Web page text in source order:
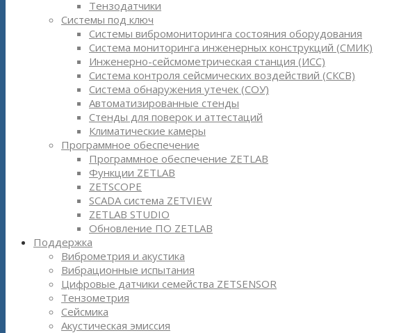
Тензодатчики
Системы под ключ
Системы вибромониторинга состояния оборудования
Система мониторинга инженерных конструкций (СМИК)
Инженерно-сейсмометрическая станция (ИСС)
Система контроля сейсмических воздействий (СКСВ)
Система обнаружения утечек (СОУ)
Автоматизированные стенды
Стенды для поверок и аттестаций
Климатические камеры
Программное обеспечение
Программное обеспечение ZETLAB
Функции ZETLAB
ZETSCOPE
SCADA система ZETVIEW
ZETLAB STUDIO
Обновление ПО ZETLAB
Поддержка
Виброметрия и акустика
Вибрационные испытания
Цифровые датчики семейства ZETSENSOR
Тензометрия
Сейсмика
Акустическая эмиссия